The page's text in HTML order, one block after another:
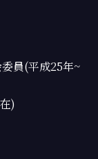
員(平成25年~
)